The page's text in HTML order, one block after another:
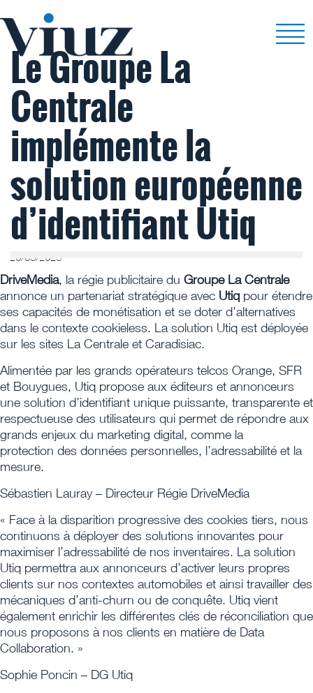
Le Groupe La
Centrale
implémente la
solution européenne
d’identifiant Utiq
20/03/2025
DriveMedia, la régie publicitaire du Groupe La Centrale
annonce un partenariat stratégique avec Utiq pour étendre
ses capacités de monétisation et se doter d’alternatives
dans le contexte cookieless. La solution Utiq est déployée
sur les sites La Centrale et Caradisiac.
Alimentée par les grands opérateurs telcos Orange, SFR
et Bouygues, Utiq propose aux éditeurs et annonceurs
une solution d’identifiant unique puissante, transparente et
respectueuse des utilisateurs qui permet de répondre aux
grands enjeux du marketing digital, comme la
protection des données personnelles, l’adressabilité et la
mesure.
Sébastien Lauray – Directeur Régie DriveMedia
« Face à la disparition progressive des cookies tiers, nous
continuons à déployer des solutions innovantes pour
maximiser l’adressabilité de nos inventaires. La solution
Utiq permettra aux annonceurs d’activer leurs propres
clients sur nos contextes automobiles et ainsi travailler des
mécaniques d’anti-churn ou de conquête. Utiq vient
également enrichir les différentes clés de réconciliation que
nous proposons à nos clients en matière de Data
Collaboration. »
Sophie Poncin – DG Utiq